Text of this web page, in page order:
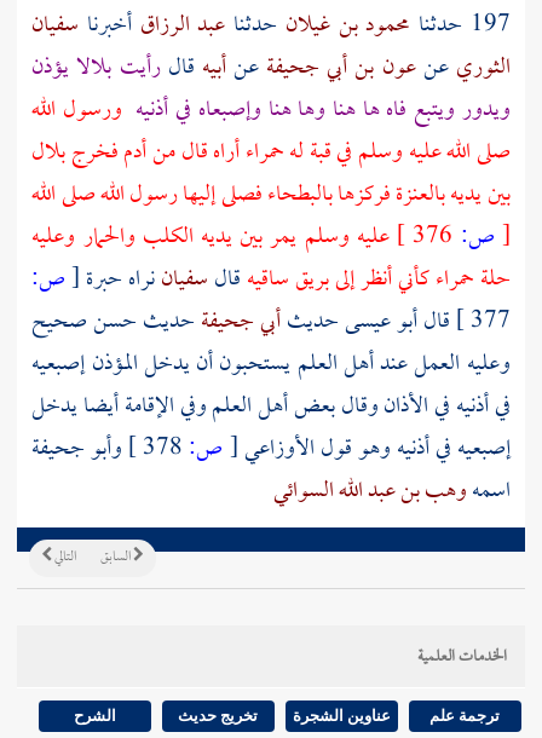
197 حدثنا
محمود بن غيلان حدثنا عبد الرزاق أخبرنا سفيان
الثوريعنعون بن أبي جحيفةعنأبيه قالرأيت بلالايؤذن
ويدور ويتبع فاه ها هنا وها هنا وإصبعاه في أذنيه ورسول الله
صلى الله عليه وسلم في قبة له حمراء أراه قال من أدم فخرجبلال
بين يديه بالعنزة فركزهابالبطحاءفصلى إليها رسول الله صلى الله
[ص:
عليه وسلم يمر بين يديه الكلب والحمار وعليه
حلة حمراء كأني أنظر إلى بريق ساقيهقالسفياننراه حبرة[ص:
377 ] قال أبو عيسى حديثأبي جحيفةحديث حسن صحيح
وعليه العمل عند أهل العلم يستحبون أن يدخل المؤذن إصبعيه
في أذنيه في الأذان وقال بعض أهل العلم وفي الإقامة أيضا يدخل
إصبعيه في أذنيه وهو قولالأوزاعي[ص:
وأبو جحيفة
اسمهوهب بن عبد الله السوائي
التالي السابق
الخدمات العلمية
ترجمة علم عناوين الشجرة تخريج حديث الشرح